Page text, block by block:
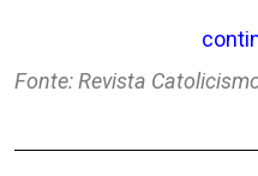
Fonte: Revista